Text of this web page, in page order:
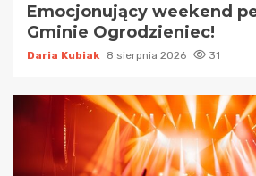
Emocjonujący weekend
Gminie Ogrodzieniec!
Daria Kubiak 8 sierpnia 2026 31